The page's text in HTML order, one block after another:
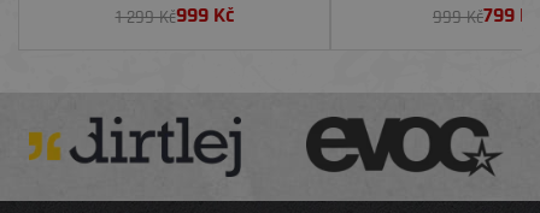
1 299 Kč999Kč 999 Kč799 Kč